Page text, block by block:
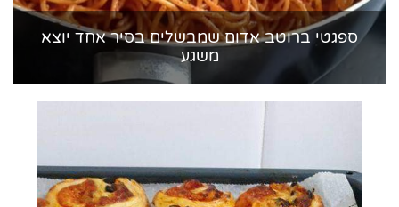
ספגטי ברוטב אדום שמבשלים בסיר אחד יוצא
משגע